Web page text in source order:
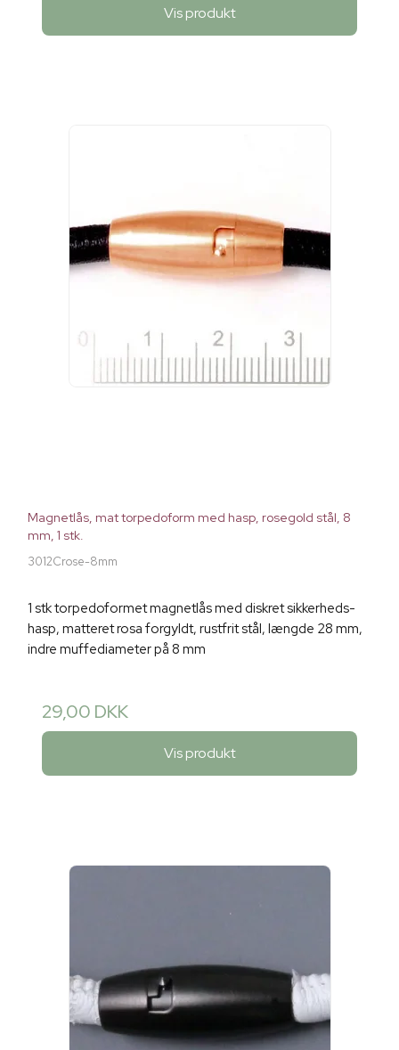
Vis produkt
Magnetlås, mat torpedoform med hasp, rosegold stål, 8
mm, 1 stk.
3012Crose-8mm
1 stk torpedoformet magnetlås med diskret sikkerheds-
hasp, matteret rosa forgyldt, rustfrit stål, længde 28 mm,
indre muffediameter på 8 mm
29,00 DKK
Vis produkt